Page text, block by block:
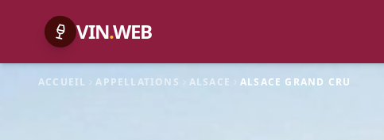
VIN.WEB
ACCUEIL APPELLATIONS ALSACE ALSACE GRAND CRU